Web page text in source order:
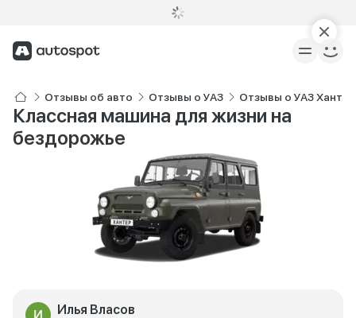
Отзывы об авто Отзывы о УАЗ Отзывы о УАЗ Хантер
Классная машина для жизни на
бездорожье
Илья Власов